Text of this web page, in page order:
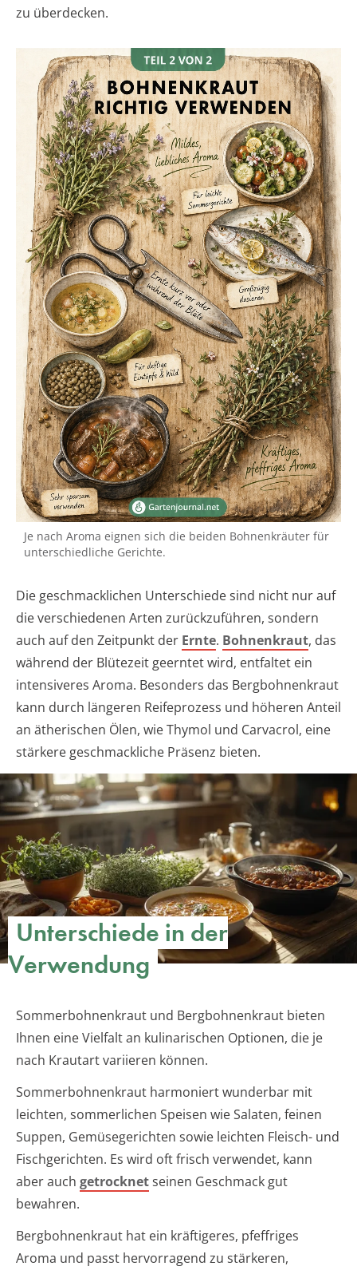
zu überdecken.
Je nach Aroma eignen sich die beiden Bohnenkräuter für
unterschiedliche Gerichte.
Die geschmacklichen Unterschiede sind nicht nur auf
die verschiedenen Arten zurückzuführen, sondern
auch auf den Zeitpunkt der Ernte. Bohnenkraut, das
während der Blütezeit geerntet wird, entfaltet ein
intensiveres Aroma. Besonders das Bergbohnenkraut
kann durch längeren Reifeprozess und höheren Anteil
an ätherischen Ölen, wie Thymol und Carvacrol, eine
stärkere geschmackliche Präsenz bieten.
Unterschiede in der
Verwendung
Sommerbohnenkraut und Bergbohnenkraut bieten
Ihnen eine Vielfalt an kulinarischen Optionen, die je
nach Krautart variieren können.
Sommerbohnenkraut harmoniert wunderbar mit
leichten, sommerlichen Speisen wie Salaten, feinen
Suppen, Gemüsegerichten sowie leichten Fleisch- und
Fischgerichten. Es wird oft frisch verwendet, kann
aber auch getrocknetseinen Geschmack gut
bewahren.
Bergbohnenkraut hat ein kräftigeres, pfeffriges
Aroma und passt hervorragend zu stärkeren,